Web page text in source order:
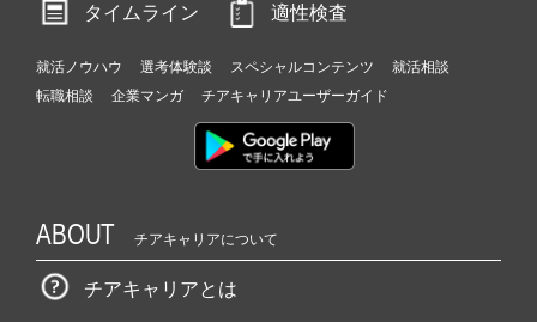
タイムライン
適性検査
就活ノウハウ 選考体験談 スペシャルコンテンツ
就活相談
転職相談
企業マンガ チアキャリアユーザーガイド
ABOUT チアキャリアについて
チアキャリアとは